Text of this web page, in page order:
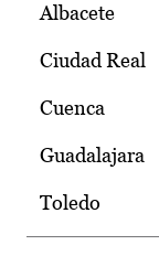
Albacete
Ciudad Real
Cuenca
Guadalajara
Toledo